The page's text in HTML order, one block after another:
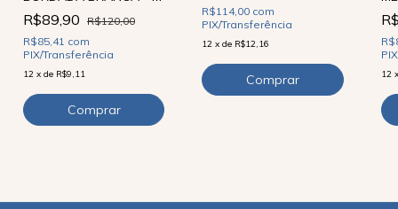
R$89,90 R$120,00
R$85,41 com
PIX/Transferência
12 x de R$9,11
R$114,00 com
PIX/Transferência
12 xde R$12,16
12